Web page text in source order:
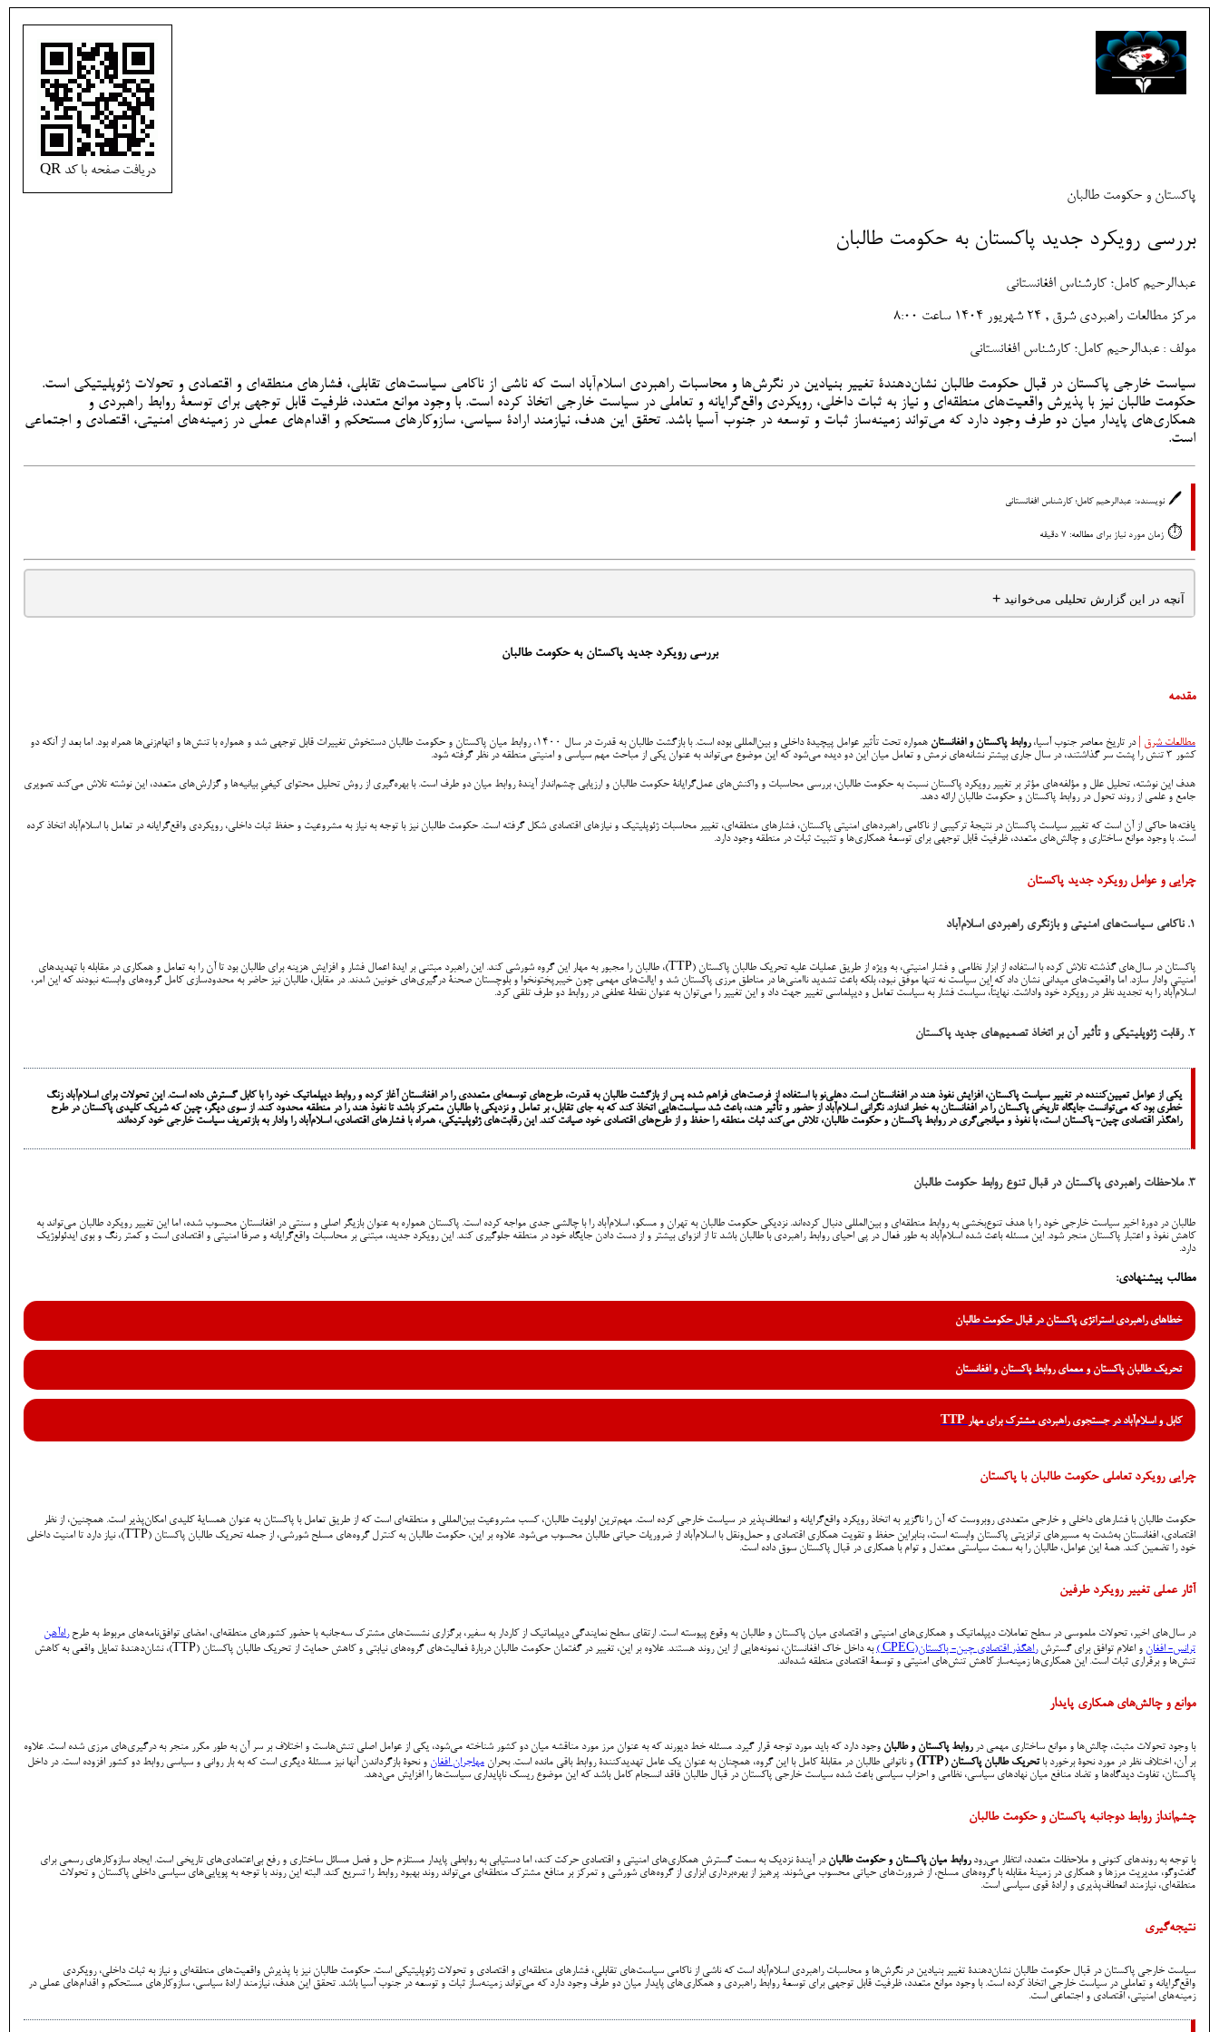
دریافت صفحه با کد QR
پاکستان و حکومت طالبان
بررسی رویکرد جدید پاکستان به حکومت طالبان
عبدالرحیم کامل؛ کارشناس افغانستانی
مرکز مطالعات راهبردی شرق , 24 شهريور 1404 ساعت 8:00
مولف : عبدالرحیم کامل؛ کارشناس افغانستانی
سیاست خارجی پاکستان در قبال حکومت طالبان نشان‌دهندۀ تغییر بنیادین در نگرش‌ها و محاسبات راهبردی اسلام‌آباد است که ناشی از ناکامی سیاست‌های تقابلی، فشارهای منطقه‌ای و اقتصادی و تحولات ژئوپلیتیکی است.
حکومت طالبان نیز با پذیرش واقعیت‌های منطقه‌ای و نیاز به ثبات داخلی، رویکردی واقع‌گرایانه و تعاملی در سیاست خارجی اتخاذ کرده ‌است. با وجود موانع متعدد، ظرفیت قابل توجهی برای توسعۀ روابط راهبردی و
همکاری‌های پایدار میان دو طرف وجود دارد که می‌تواند زمینه‌ساز ثبات و توسعه در جنوب آسیا باشد. تحقق این هدف، نیازمند ارادۀ سیاسی، سازوکارهای مستحکم و اقدام‌های عملی در زمینه‌های امنیتی، اقتصادی و اجتماعی
است.
🖊️ نویسنده: عبدالرحیم کامل؛ کارشناس افغانستانی
⏱️ زمان مورد نیاز برای مطالعه: 7 دقیقه
آنچه در این گزارش تحلیلی می‌خوانید +
بررسی رویکرد جدید پاکستان به حکومت طالبان
مقدمه
مطالعات شرق در تاریخ معاصر جنوب آسیا،روابط پاکستان و افغانستان
همواره تحت تأثیر عوامل پیچیدۀ داخلی و بین‌المللی بوده است. با بازگشت طالبان به قدرت در سال 1400، روابط میان پاکستان و حکومت طالبان دستخوش تغییرات قابل توجهی شد و همواره با تنش‌ها و اتهام‌زنی‌ها همراه بود. اما بعد از آنکه دو
کشور 3 تنش را پشت سر گذاشتند، در سال جاری بیشتر نشانه‌های نرمش و تعامل میان این دو دیده می‌شود که این موضوع می‌تواند به عنوان یکی از مباحث مهم سیاسی و امنیتی منطقه در نظر گرفته شود.
هدف این نوشته، تحلیل علل و مؤلفه‌های مؤثر بر تغییر رویکرد پاکستان نسبت به حکومت طالبان، بررسی محاسبات و واکنش‌های عمل‌گرایانۀ حکومت طالبان و ارزیابی چشم‌انداز آیندۀ روابط میان دو طرف است. با بهره‌گیری از روش تحلیل محتوای کیفیِ بیانیه‌ها و گزارش‌های متعدد، این نوشته تلاش می‌کند تصویری
جامع و علمی از روند تحول در روابط پاکستان و حکومت طالبان ارائه دهد.
یافته‌ها حاکی از آن است که تغییر سیاست پاکستان در نتیجۀ ترکیبی از ناکامی راهبردهای امنیتی پاکستان، فشارهای منطقه‌ای، تغییر محاسبات ژئوپلیتیک و نیازهای اقتصادی شکل گرفته است. حکومت طالبان نیز با توجه به نیاز به مشروعیت و حفظ ثبات داخلی، رویکردی واقع‌گرایانه در تعامل با اسلام‌آباد اتخاذ کرده
‌است. با وجود موانع ساختاری و چالش‌های متعدد، ظرفیت قابل توجهی برای توسعۀ همکاری‌ها و تثبیت ثبات در منطقه وجود دارد.
چرایی و عوامل رویکرد جدید پاکستان
1. ناکامی سیاست‌های امنیتی و بازنگری راهبردی اسلام‌آباد
پاکستان در سال‌های گذشته تلاش کرده با استفاده از ابزار نظامی و فشار امنیتی، به ویژه از طریق عملیات علیه تحریک طالبان پاکستان (TTP)، طالبان را مجبور به مهار این گروه شورشی کند. این راهبرد مبتنی بر ایدۀ اعمال فشار و افزایش هزینه برای طالبان بود تا آن‌ را به تعامل و همکاری در مقابله با تهدیدهای
امنیتی وادار سازد. اما واقعیت‌های میدانی نشان داد که این سیاست نه تنها موفق نبود، بلکه باعث تشدید ناامنی‌ها در مناطق مرزی پاکستان شد و ایالت‌های مهمی چون خیبرپختونخوا و بلوچستان صحنۀ درگیری‌های خونین شدند. در مقابل، طالبان نیز حاضر به محدودسازی کامل گروه‌های وابسته نبودند که این امر،
اسلام‌آباد را به تجدید نظر در رویکرد خود واداشت. نهایتاً، سیاست فشار به سیاست تعامل و دیپلماسی تغییر جهت داد و این تغییر را می‌توان به عنوان نقطۀ عطفی در روابط دو طرف تلقی کرد.
2. رقابت ژئوپلیتیکی و تأثیر آن بر اتخاذ تصمیم‌های جدید پاکستان
یکی از عوامل تعیین‌کننده در تغییر سیاست پاکستان، افزایش نفوذ هند در افغانستان است. دهلی‌نو با استفاده از فرصت‌های فراهم شده پس از بازگشت طالبان به قدرت، طرح‌های توسعه‌ای متعددی را در افغانستان آغاز کرده و روابط دیپلماتیک خود را با کابل گسترش داده است. این تحولات برای اسلام‌آباد زنگ
خطری بود که می‌توانست جایگاه تاریخی پاکستان را در افغانستان به خطر اندازد. نگرانی اسلام‌آباد از حضور و تأثیر هند، باعث شد سیاست‌هایی اتخاذ کند که به جای تقابل، بر تعامل و نزدیکی با طالبان متمرکز باشد تا نفوذ هند را در منطقه محدود کند. از سوی دیگر، چین که شریک کلیدی پاکستان در طرح
راهگذر اقتصادی چین- پاکستان است، با نفوذ و میانجی‌گری در روابط پاکستان و حکومت طالبان، تلاش می‌کند ثبات منطقه را حفظ و از طرح‌های اقتصادی خود صیانت کند. این رقابت‌های ژئوپلیتیکی، همراه با فشارهای اقتصادی، اسلام‌آباد را وادار به بازتعریف سیاست خارجی خود کرده‌اند.
3. ملاحظات راهبردی پاکستان در قبال تنوع روابط حکومت طالبان
طالبان در دورۀ اخیر سیاست خارجی خود را با هدف تنوع‌بخشی به روابط منطقه‌ای و بین‌المللی دنبال کرده‌اند. نزدیکی حکومت طالبان به تهران و مسکو، اسلام‌آباد را با چالشی جدی مواجه کرده است. پاکستان همواره به عنوان بازیگر اصلی و سنتی در افغانستان محسوب شده، اما این تغییر رویکرد طالبان می‌تواند به
کاهش نفوذ و اعتبار پاکستان منجر شود. این مسئله باعث شده اسلام‌آباد به طور فعال در پی احیای روابط راهبردی با طالبان باشد تا از انزوای بیشتر و از دست دادن جایگاه خود در منطقه جلوگیری کند. این رویکرد جدید، مبتنی بر محاسبات واقع‌گرایانه و صرفاً امنیتی و اقتصادی است و کمتر رنگ و بوی ایدئولوژیک
دارد.
مطالب پیشنهادی:
خطاهای راهبردی استراتژی پاکستان در قبال حکومت طالبان
تحریک طالبان پاکستان و معمای روابط پاکستان و افغانستان
کابل و اسلام‌آباد در جستجوی راهبردی مشترک برای مهار TTP
چرایی رویکرد تعاملی حکومت طالبان با پاکستان
حکومت طالبان با فشارهای داخلی و خارجی متعددی روبروست که آن را ناگزیر به اتخاذ رویکرد واقع‌گرایانه و انعطاف‌پذیر در سیاست خارجی کرده است. مهم‌ترین اولویت طالبان، کسب مشروعیت بین‌المللی و منطقه‌ای است که از طریق تعامل با پاکستان به عنوان همسایۀ کلیدی امکان‌پذیر است. همچنین، از نظر
اقتصادی، افغانستان به‌شدت به مسیرهای ترانزیتی پاکستان وابسته است، بنابراین حفظ و تقویت همکاری اقتصادی و حمل‌ونقل با اسلام‌آباد از ضروریات حیاتی طالبان محسوب می‌شود. علاوه بر این، حکومت طالبان به کنترل گروه‌های مسلح شورشی، از جمله تحریک طالبان پاکستان (TTP)، نیاز دارد تا امنیت داخلی
خود را تضمین کند. همۀ این عوامل، طالبان را به سمت سیاستی معتدل و توام با همکاری در قبال پاکستان سوق داده است.
آثار عملی تغییر رویکرد طرفین
در سال‌های اخیر، تحولات ملموسی در سطح تعاملات دیپلماتیک و همکاری‌های امنیتی و اقتصادی میان پاکستان و طالبان به وقوع پیوسته است. ارتقای سطح نمایندگی دیپلماتیک از کاردار به سفیر، برگزاری نشست‌های مشترک سه‌جانبه با حضور کشورهای منطقه‌ای، امضای توافق‌نامه‌های مربوط به طرحراه‌آهن
ترانس‌- افغان و اعلام توافق برای گسترشراهگذر اقتصادی چین- پاکستان(CPEC )
به داخل خاک افغانستان، نمونه‌هایی از این روند هستند. علاوه بر این، تغییر در گفتمان حکومت طالبان دربارۀ فعالیت‌های گروه‌های نیابتی و کاهش حمایت از تحریک طالبان پاکستان (TTP)، نشان‌دهندۀ تمایل واقعی به کاهش
تنش‌ها و برقراری ثبات است. این همکاری‌ها زمینه‌ساز کاهش تنش‌های امنیتی و توسعۀ اقتصادی منطقه شده‌اند.
موانع و چالش‌های همکاری پایدار
با وجود تحولات مثبت، چالش‌ها و موانع ساختاری مهمی در روابط پاکستان و طالبان وجود دارد که باید مورد توجه قرار گیرد. مسئله خط دیورند که به عنوان مرز مورد مناقشه میان دو کشور شناخته می‌شود، یکی از عوامل اصلی تنش‌هاست و اختلاف بر سر آن به طور مکرر منجر به درگیری‌های مرزی شده است. علاوه
بر آن، اختلاف نظر در مورد نحوۀ برخورد باتحریک طالبان پاکستان (TTP) و ناتوانی طالبان در مقابلۀ کامل با این گروه، همچنان به عنوان یک عامل تهدیدکنندۀ روابط باقی مانده است. بحران مهاجران افغان و نحوۀ بازگرداندن آنها نیز مسئلۀ دیگری است که به بار روانی و سیاسی روابط دو کشور افزوده است. در داخل
پاکستان، تفاوت دیدگاه‌ها و تضاد منافع میان نهادهای سیاسی، نظامی و احزاب سیاسی باعث شده سیاست خارجی پاکستان در قبال طالبان فاقد انسجام کامل باشد که این موضوع ریسک ناپایداری سیاست‌ها را افزایش می‌دهد.
چشم‌انداز روابط دوجانبه پاکستان و حکومت طالبان
با توجه به روندهای کنونی و ملاحظات متعدد، انتظار می‌رودروابط میان پاکستان و حکومت طالبان در آیندۀ نزدیک به سمت گسترش همکاری‌های امنیتی و اقتصادی حرکت کند، اما دستیابی به روابطی پایدار مستلزم حل و فصل مسائل ساختاری و رفع بی‌اعتمادی‌های تاریخی است. ایجاد سازوکارهای رسمی برای
گفت‌وگو، مدیریت مرزها و همکاری در زمینۀ مقابله با گروه‌های مسلح، از ضرورت‌های حیاتی محسوب می‌شوند. پرهیز از بهره‌برداری ابزاری از گروه‌های شورشی و تمرکز بر منافع مشترک منطقه‌ای می‌تواند روند بهبود روابط را تسریع کند. البته این روند با توجه به پویایی‌های سیاسی داخلی پاکستان و تحولات
منطقه‌ای، نیازمند انعطاف‌پذیری و ارادۀ قوی سیاسی است.
نتیجه‌گیری
سیاست خارجی پاکستان در قبال حکومت طالبان نشان‌دهندۀ تغییر بنیادین در نگرش‌ها و محاسبات راهبردی اسلام‌آباد است که ناشی از ناکامی سیاست‌های تقابلی، فشارهای منطقه‌ای و اقتصادی و تحولات ژئوپلیتیکی است. حکومت طالبان نیز با پذیرش واقعیت‌های منطقه‌ای و نیاز به ثبات داخلی، رویکردی
واقع‌گرایانه و تعاملی در سیاست خارجی اتخاذ کرده ‌است. با وجود موانع متعدد، ظرفیت قابل توجهی برای توسعۀ روابط راهبردی و همکاری‌های پایدار میان دو طرف وجود دارد که می‌تواند زمینه‌ساز ثبات و توسعه در جنوب آسیا باشد. تحقق این هدف، نیازمند ارادۀ سیاسی، سازوکارهای مستحکم و اقدام‌های عملی در
زمینه‌های امنیتی، اقتصادی و اجتماعی است.